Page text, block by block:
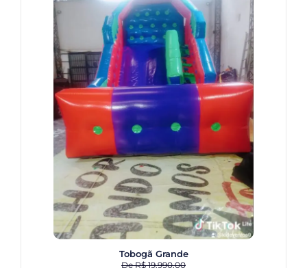
Tobogã Grande
DeR$19.990,00